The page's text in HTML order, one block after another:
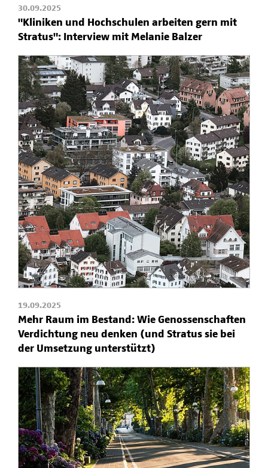
30.09.2025
"Kliniken und Hochschulen arbeiten gern mit
Stratus": Interview mit Melanie Balzer
19.09.2025
Mehr Raum im Bestand: Wie Genossenschaften
Verdichtung neu denken (und Stratus sie bei
der Umsetzung unterstützt)